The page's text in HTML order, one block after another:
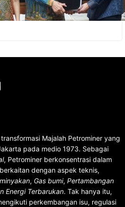
Majalah Petrominer yang
pada medio 1973. Sebagai
, Petrominer berkonsentrasi dalam
dengan aspek teknis,
, Gas bumi, Pertambangan
Energi Terbarukan. Tak hanya itu,
perkembangan isu, regulasi